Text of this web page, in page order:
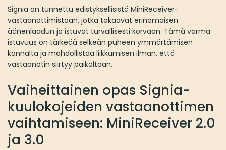
Signia on tunnettu edistyksellisistä MiniReceiver-
vastaanottimistaan, jotka takaavat erinomaisen
äänenlaadun ja istuvat turvallisesti korvaan. Tämä varma
istuvuus on tärkeää selkeän puheen ymmärtämisen
kannalta ja mahdollistaa liikkumisen ilman, että
vastaanotin siirtyy paikaltaan.
Vaiheittainen opas Signia-
kuulokojeiden vastaanottimen
vaihtamiseen: MiniReceiver 2.0
ja 3.0